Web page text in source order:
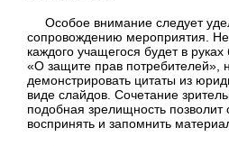
Особое внимание следует
сопровождению мероприятия. Не
каждого учащегося будет в
«О защите прав потребителей»,
демонстрировать цитаты из
виде слайдов. Сочетание
подобная зрелищность
воспринять и запомнить